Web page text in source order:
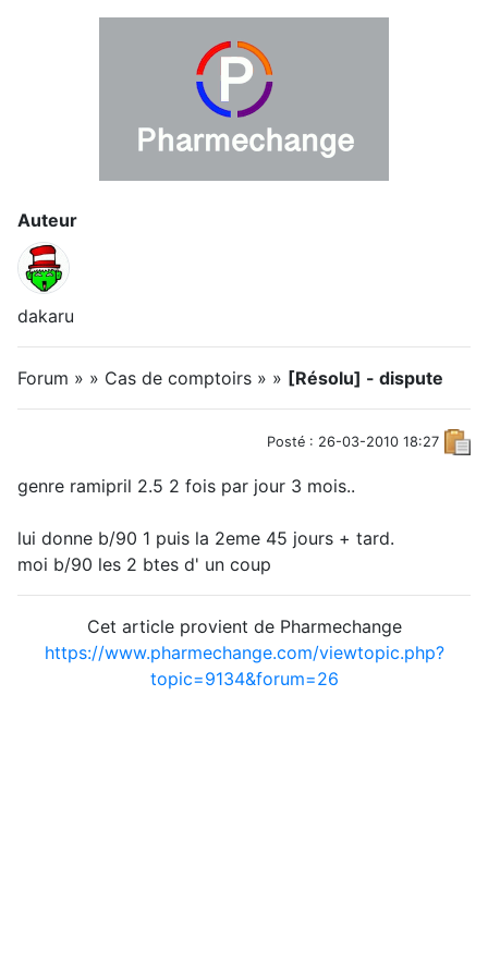
Auteur
dakaru
Forum » » Cas de comptoirs » » [Résolu] - dispute
Posté : 26-03-2010 18:27
genre ramipril 2.5 2 fois par jour 3 mois..
lui donne b/90 1 puis la 2eme 45 jours + tard.
moi b/90 les 2 btes d' un coup
Cet article provient de Pharmechange
https://www.pharmechange.com/viewtopic.php?
topic=9134&forum=26